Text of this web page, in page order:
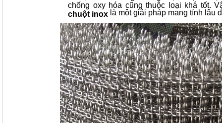
chống oxy hóa cũng thuộc loại khá tốt.
chuột inox là một giải pháp mang tính lâu